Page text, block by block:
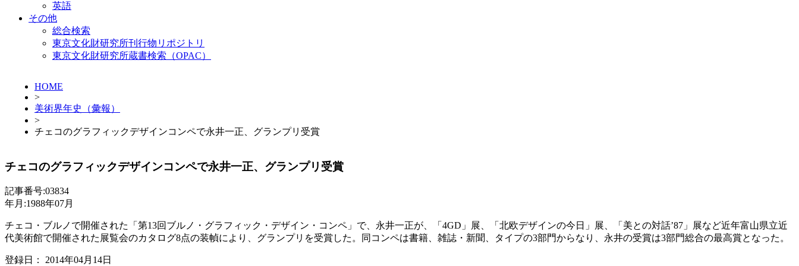
英語
その他
総合検索
東京文化財研究所刊行物リポジトリ
東京文化財研究所蔵書検索（OPAC）
HOME
>
美術界年史（彙報）
>
チェコのグラフィックデザインコンペで永井一正、グランプリ受賞
チェコのグラフィックデザインコンペで永井一正、グランプリ受賞
記事番号:03834
年月:1988年07月
チェコ・ブルノで開催された「第13回ブルノ・グラフィック・デザイン・コンペ」で、永井一正が、「4GD」展、「北欧デザインの今日」展、「美との対話’87」展など近年富山県立近
代美術館で開催された展覧会のカタログ8点の装幀により、グランプリを受賞した。同コンペは書籍、雑誌・新聞、タイプの3部門からなり、永井の受賞は3部門総合の最高賞となった。
登録日： 2014年04月14日